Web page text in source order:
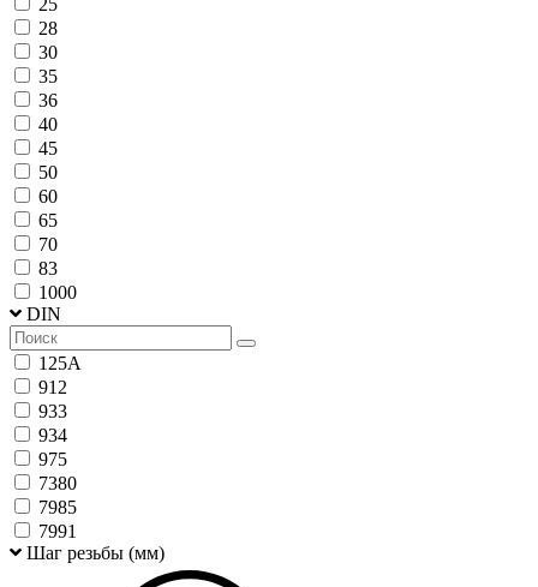
28
30
35
36
40
45
50
60
65
70
83
1000
DIN
125A
912
933
934
975
7380
7985
7991
Шаг резьбы (мм)